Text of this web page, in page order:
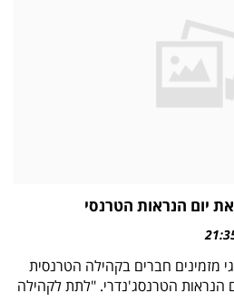
יום הנראות הטרנסי
מזמינים חברים בקהילה הטרנסית
הנראות הטרנסג'נדרי. "לתת לקהילה